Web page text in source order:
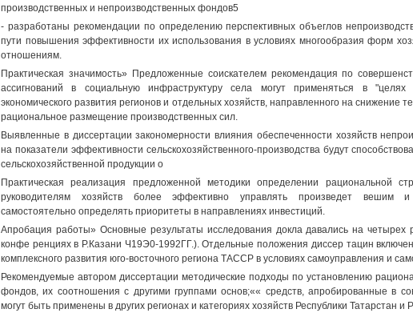
производственных и непроизводственных фондов5
- разработаны рекомендации по определению перспективных объеглов
пути повышения эффективности их использования в условиях многообразия форм
отношениям.
Практическая значимость» Предложенные соискателем рекомендация по
ассигнований в социальную инфраструктуру села могут применяться в "целях
экономического развития регионов и отдельных хозяйств, направленного на снижение
рациональное размещение производственных сил.
Выявленные в диссертации закономерности влияния обеспеченности хозяйств
на показатели эффективности сельскохозяйственного-производства будут
сельскохозяйственной продукции о
Практическая реализация предложенной методики определении рациональной
руководителям хозяйств более эффективно управлять произведет вешим и
самостоятельно определять приоритеты в направлениях инвестиций.
Апробация работы» Основные результаты исследования докла давались на четырех
конфе ренциях в Р.Казани Ч19Э0-1992ГГ.). Отдельные положения диссер тацин
комплексного развития юго-восточного региона ТАССР в условиях самоуправления и
Рекомендуемые автором диссертации методические подходы по установлению
фондов, их соотношения с другими группами основ;«« средств, апробированные в
могут быть применены в других регионах и категориях хозяйств Республики Татарстан и